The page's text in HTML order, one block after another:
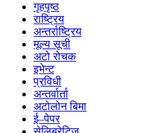
गृहपृष्ठ
राष्ट्रिय
अन्तर्राष्ट्रिय
मूल्य सूची
अटो रोचक
इभेन्ट
प्रविधी
अन्तर्वार्ता
अटोलोन बिमा
ई–पेपर